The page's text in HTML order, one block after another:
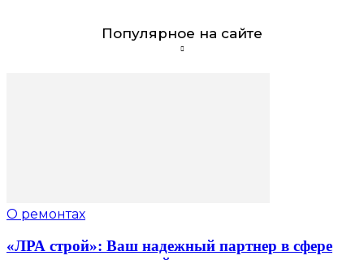
Популярное на сайте
О ремонтах
«ЛРА строй»: Ваш надежный партнер в сфере